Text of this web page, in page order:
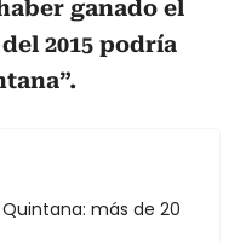
ganado el
2015 podría
más de 20